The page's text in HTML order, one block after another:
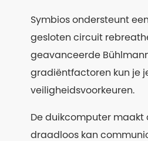
Symbios ondersteunt
gesloten circuit
geavanceerde
gradiëntfactoren kun je
veiligheidsvoorkeuren.
De duikcomputer maakt
draadloos kan